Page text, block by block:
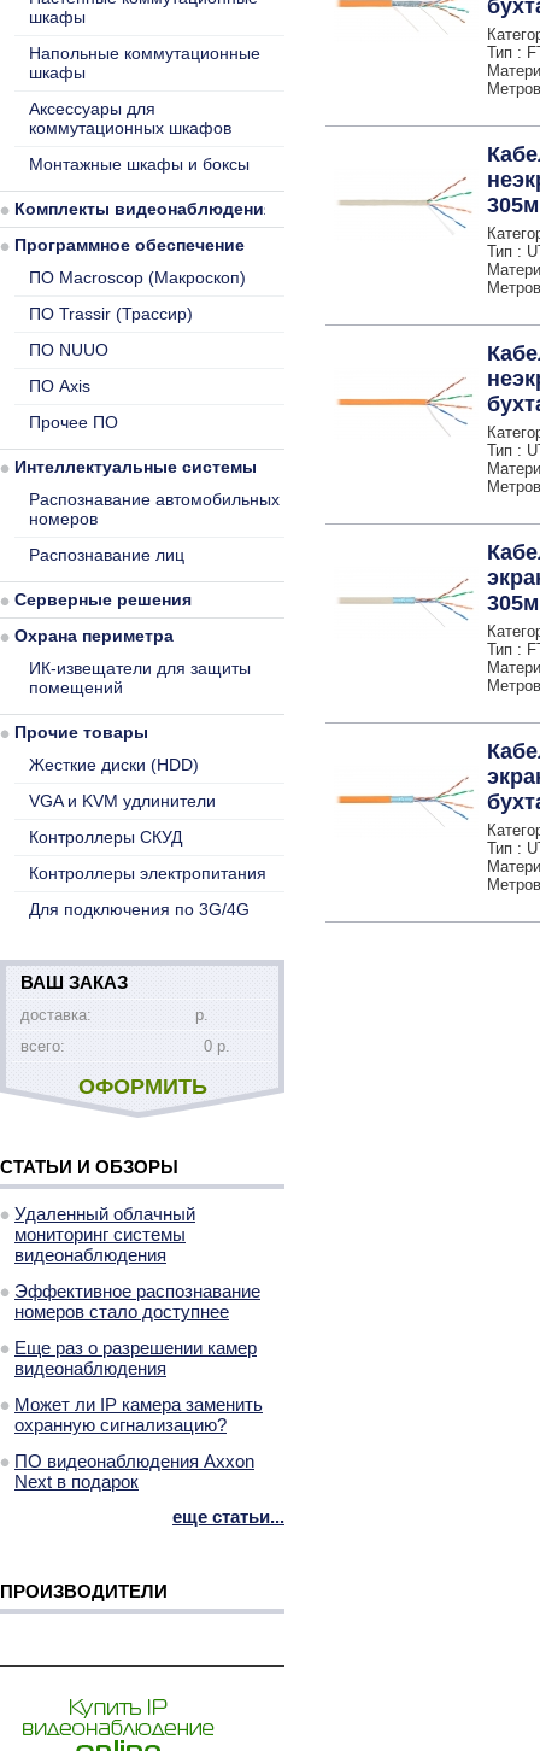
Тип :
Тип :
Тип :
Тип :
Тип :
шкафы
Напольные коммутационные
шкафы
Аксессуары для
коммутационных шкафов
Монтажные шкафы и боксы
Комплекты видеонаблюдения
Программное обеспечение
ПО Macroscop (Макроскоп)
ПО Trassir (Трассир)
ПО NUUO
ПО Axis
Прочее ПО
Интеллектуальные системы
Распознавание автомобильных
номеров
Распознавание лиц
Серверные решения
Охрана периметра
ИК-извещатели для защиты
помещений
Прочие товары
Жесткие диски (HDD)
VGA и KVM удлинители
Контроллеры СКУД
Контроллеры электропитания
Для подключения по 3G/4G
ВАШ ЗАКАЗ
доставка:
р.
всего:
0 р.
ОФОРМИТЬ
СТАТЬИ И ОБЗОРЫ
Удаленный облачный
мониторинг системы
видеонаблюдения
Эффективное распознавание
номеров стало доступнее
Еще раз о разрешении камер
видеонаблюдения
Может ли IP камера заменить
охранную сигнализацию?
ПО видеонаблюдения Axxon
Next в подарок
еще статьи...
ПРОИЗВОДИТЕЛИ